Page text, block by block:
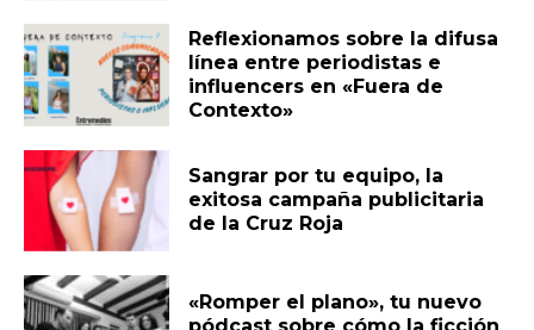
Reflexionamos sobre la difusa
línea entre periodistas e
influencers en «Fuera de
Contexto»
Sangrar por tu equipo, la
exitosa campaña publicitaria
de la Cruz Roja
«Romper el plano», tu nuevo